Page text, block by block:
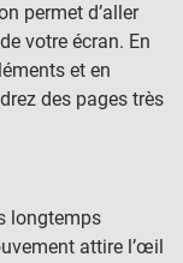
permet d’aller
votre écran. En
et en
des pages très
longtemps
attire l’œil